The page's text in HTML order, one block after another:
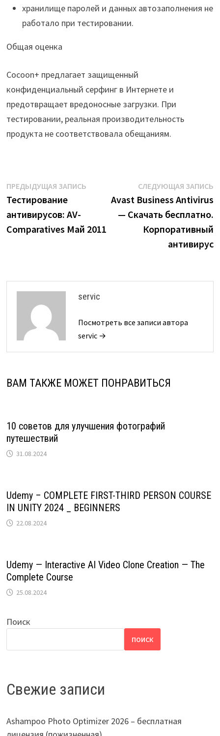
хранилище паролей и данных автозаполнения не
работало при тестировании.
Общая оценка
Cocoon+ предлагает защищенный
конфиденциальный серфинг в Интернете и
предотвращает вредоносные загрузки. При
тестировании, реальная производительность
продукта не соответствовала обещаниям.
Навигация
по
записям
ПРЕДЫДУЩАЯ ЗАПИСЬПредыдущая
запись:
Тестирование
антивирусов: AV-
Comparatives Май 2011
СЛЕДУЮЩАЯ ЗАПИСЬ
Avast Business Antivirus
— Скачать бесплатно.
Корпоративный
антивирус
servic
Посмотреть все записи автора
servic →
ВАМ ТАКЖЕ МОЖЕТ ПОНРАВИТЬСЯ
10 советов для улучшения фотографий
путешествий
31.08.2024
Udemy – COMPLETE FIRST-THIRD PERSON COURSE
IN UNITY 2024 _ BEGINNERS
22.08.2024
Udemy — Interactive AI Video Clone Creation — The
Complete Course
25.08.2024
Поиск
ПОИСК
Свежие записи
Ashampoo Photo Optimizer 2026 – бесплатная